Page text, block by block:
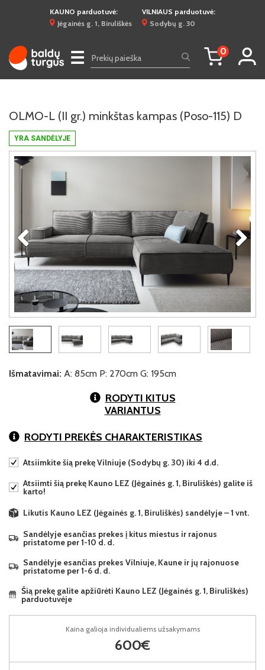
KAUNO parduotuvė:
Jėgainės g. 1, Biruliškės
VILNIAUS parduotuvė:
Sodybų g. 30
☰ 0
YRA SANDĖLYJE
OLMO-L (II gr.) minkštas kampas (Poso-115) D
Išmatavimai: A: 85cm P: 270cm G: 195cm
RODYTI KITUS
VARIANTUS
RODYTI PREKĖS CHARAKTERISTIKAS
Atsiimkite šią prekę Vilniuje (Sodybų g. 30) iki 4 d.d.
Atsiimti šią prekę Kauno LEZ (Jėgainės g. 1, Biruliškės) galite iš
karto!
Likutis Kauno LEZ (Jėgainės g. 1, Biruliškės) sandėlyje – 1 vnt.
Sandėlyje esančias prekes į kitus miestus ir rajonus
pristatome per 1-10 d. d.
Sandėlyje esančias prekes Vilniuje, Kaune ir jų rajonuose
pristatome per 1-6 d. d.
Šią prekę galite apžiūrėti Kauno LEZ (Jėgainės g. 1, Biruliškės)
parduotuvėje
Kaina galioja individualiems užsakymams
600€